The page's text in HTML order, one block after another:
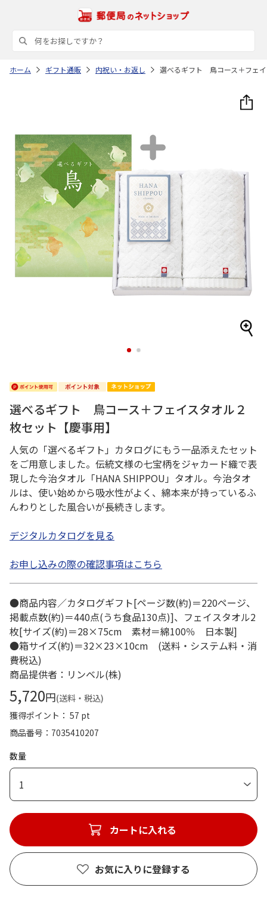
ホーム ギフト通販 内祝い・お返し 選べるギフト 鳥コース＋フェ
1 2
選べるギフト 鳥コース＋フェイスタオル２
枚セット【慶事用】
人気の「選べるギフト」カタログにもう一品添えたセット
をご用意しました。伝統文様の七宝柄をジャカード織で表
現した今治タオル「HANA SHIPPOU」タオル。今治タオ
ルは、使い始めから吸水性がよく、綿本来が持っているふ
んわりとした風合いが長続きします。
デジタルカタログを見る
お申し込みの際の確認事項はこちら
●商品内容／カタログギフト[ページ数(約)＝220ページ、
掲載点数(約)＝440点(うち食品130点)]、フェイスタオル2
枚[サイズ(約)＝28×75cm 素材＝綿100％ 日本製]
●箱サイズ(約)＝32×23×10cm (送料・システム料・消
費税込)
商品提供者：リンベル(株)
5,720円(送料・税込)
獲得ポイント： 57 pt
商品番号
7035410207
数量
1
カートに入れる
お気に入りに登録する